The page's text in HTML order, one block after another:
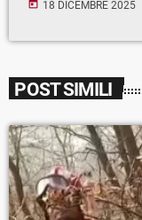
today 18 DICEMBRE 2025
POST SIMILI